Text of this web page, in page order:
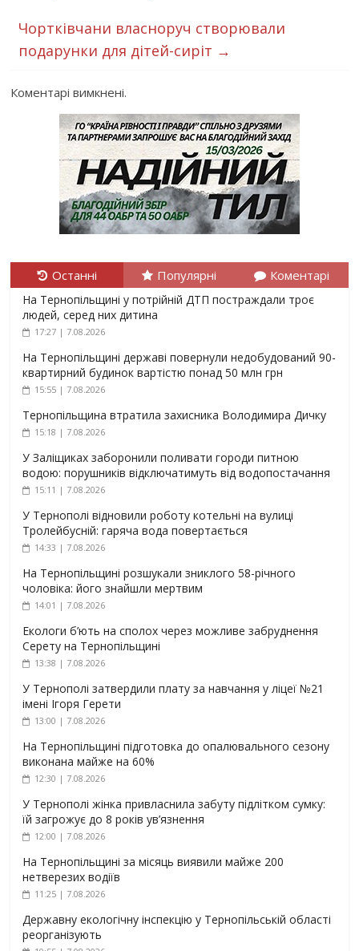
Чортківчани власноруч створювали
подарунки для дітей-сиріт →
Коментарі вимкнені.
Останні Популярні Коментарі
На Тернопільщині у потрійній ДТП постраждали троє
людей, серед них дитина
17:27 | 7.08.2026
На Тернопільщині державі повернули недобудований 90-
квартирний будинок вартістю понад 50 млн грн
15:55 | 7.08.2026
Тернопільщина втратила захисника Володимира Дичку
15:18 | 7.08.2026
У Заліщиках заборонили поливати городи питною
водою: порушників відключатимуть від водопостачання
15:11 | 7.08.2026
У Тернополі відновили роботу котельні на вулиці
Тролейбусній: гаряча вода повертається
14:33 | 7.08.2026
На Тернопільщині розшукали зниклого 58-річного
чоловіка: його знайшли мертвим
14:01 | 7.08.2026
Екологи б’ють на сполох через можливе забруднення
Серету на Тернопільщині
13:38 | 7.08.2026
У Тернополі затвердили плату за навчання у ліцеї №21
імені Ігоря Герети
13:00 | 7.08.2026
На Тернопільщині підготовка до опалювального сезону
виконана майже на 60%
12:30 | 7.08.2026
У Тернополі жінка привласнила забуту підлітком сумку:
їй загрожує до 8 років ув’язнення
12:00 | 7.08.2026
На Тернопільщині за місяць виявили майже 200
нетверезих водіїв
11:25 | 7.08.2026
Державну екологічну інспекцію у Тернопільській області
реорганізують